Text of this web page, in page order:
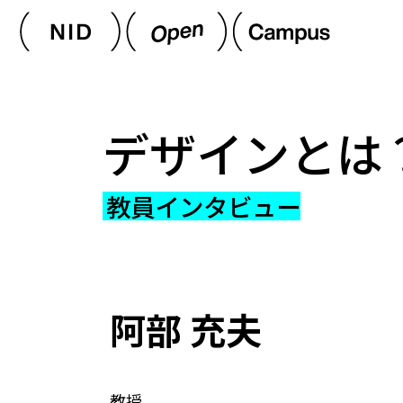
デザインとは
教員インタビュー
阿部 充夫